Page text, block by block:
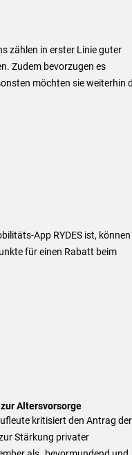
zählen in erster Linie guter
Zudem bevorzugen es
möchten sie weiterhin
App RYDES ist, können
für einen Rabatt beim
Altersvorsorge
kritisiert den Antrag der
Stärkung privater